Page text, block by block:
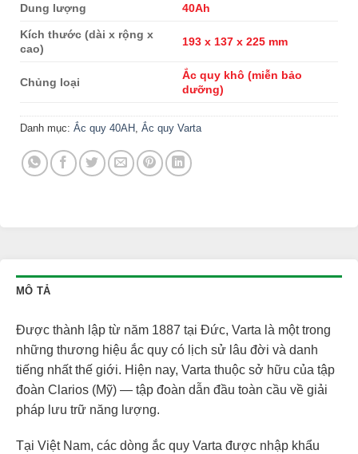
Dung lượng 40Ah
Kích thước (dài x rộng x
cao)
193 x 137 x 225 mm
Chủng loại
Ắc quy khô (miễn bảo
dưỡng)
Danh mục: Ắc quy 40AH Ắc quy Varta
MÔ TẢ
Được thành lập từ năm 1887 tại Đức, Varta là một trong
những thương hiệu ắc quy có lịch sử lâu đời và danh
tiếng nhất thế giới. Hiện nay, Varta thuộc sở hữu của tập
đoàn Clarios (Mỹ) — tập đoàn dẫn đầu toàn cầu về giải
pháp lưu trữ năng lượng.
Tại Việt Nam, các dòng ắc quy Varta được nhập khẩu